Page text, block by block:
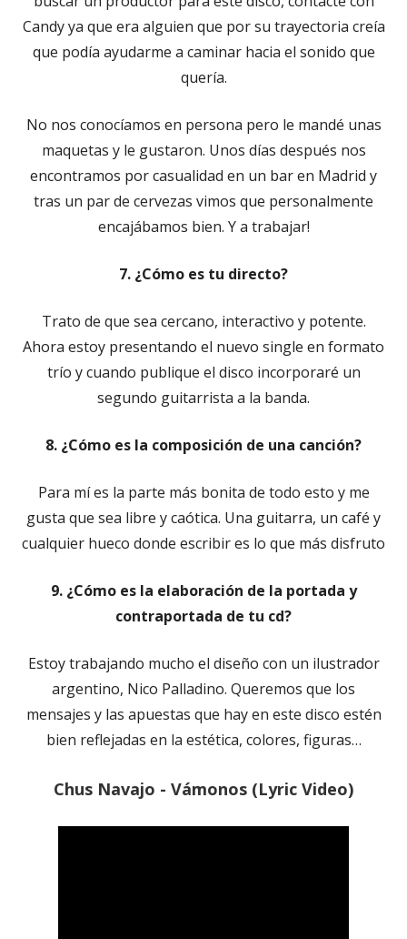
Candy ya que era alguien que por su trayectoria creía
que podía ayudarme a caminar hacia el sonido que
quería.
No nos conocíamos en persona pero le mandé unas
maquetas y le gustaron. Unos días después nos
encontramos por casualidad en un bar en Madrid y
tras un par de cervezas vimos que personalmente
encajábamos bien. Y a trabajar!
7. ¿Cómo es tu directo?
Trato de que sea cercano, interactivo y potente.
Ahora estoy presentando el nuevo single en formato
trío y cuando publique el disco incorporaré un
segundo guitarrista a la banda.
8. ¿Cómo es la composición de una canción?
Para mí es la parte más bonita de todo esto y me
gusta que sea libre y caótica. Una guitarra, un café y
cualquier hueco donde escribir es lo que más disfruto
9. ¿Cómo es la elaboración de la portada y
contraportada de tu cd?
Estoy trabajando mucho el diseño con un ilustrador
argentino, Nico Palladino. Queremos que los
mensajes y las apuestas que hay en este disco estén
bien reflejadas en la estética, colores, figuras…
Chus Navajo - Vámonos (Lyric Video)